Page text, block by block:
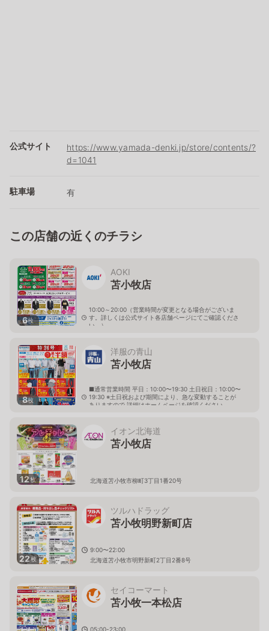
公式サイト
https://www.yamada-denki.jp/store/contents/?
d=1041
駐車場 有
この店舗の近くのチラシ
6枚
AOKI
苫小牧店
10:00～20:00（営業時間が変更となる場合がございま
す。詳しくは公式サイト各店舗ページにてご確認くださ
い。）
8枚
洋服の青山
苫小牧店
■通常営業時間 平日：10:00〜19:30 土日祝日：10:00〜
19:30 ※土日祝および期間により、急な変動することが
ありますので 詳細はホームページを確認ください
12枚
イオン北海道
苫小牧店
北海道苫小牧市柳町3丁目1番20号
22枚
ツルハドラッグ
苫小牧明野新町店
9:00〜22:00
北海道苫小牧市明野新町2丁目2番8号
セイコーマート
苫小牧一本松店
05:00-23:00